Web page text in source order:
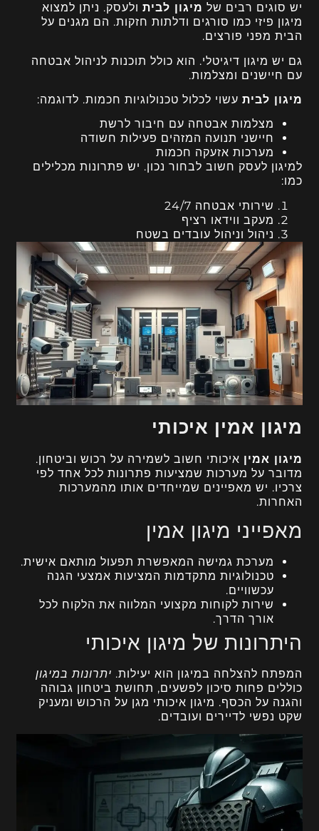
יש סוגים רבים של מיגון לבית ולעסק. ניתן למצוא
מיגון פיזי כמו סורגים ודלתות חזקות. הם מגנים על
הבית מפני פורצים.
גם יש מיגון דיגיטלי. הוא כולל תוכנות לניהול אבטחה
עם חיישנים ומצלמות.
מיגון לבית עשוי לכלול טכנולוגיות חכמות. לדוגמה:
מצלמות אבטחה עם חיבור לרשת
חיישני תנועה המזהים פעילות חשודה
מערכות אזעקה חכמות
למיגון לעסק חשוב לבחור נכון. יש פתרונות מכלילים
כמו:
שירותי אבטחה 24/7
מעקב ווידאו רציף
ניהול וניהול עובדים בשטח
מיגון אמין איכותי
מיגון אמין איכותי חשוב לשמירה על רכוש וביטחון.
מדובר על מערכות שמציעות פתרונות לכל אחד לפי
צרכיו. יש מאפיינים שמייחדים אותו מהמערכות
האחרות.
מאפייני מיגון אמין
מערכת גמישה המאפשרת תפעול מותאם אישית.
טכנולוגיות מתקדמות המציעות אמצעי הגנה
עכשוויים.
שירות לקוחות מקצועי המלווה את הלקוח לכל
אורך הדרך.
היתרונות של מיגון איכותי
המפתח להצלחה במיגון הוא יעילות. יתרונות במיגון
כוללים פחות סיכון לפשעים, תחושת ביטחון גבוהה
והגנה על הכסף. מיגון איכותי מגן על הרכוש ומעניק
שקט נפשי לדיירים ועובדים.